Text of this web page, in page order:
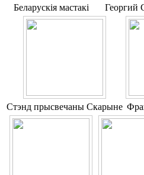
Беларускія мастакі Георгий
Cтэнд прысвечаны Скарыне